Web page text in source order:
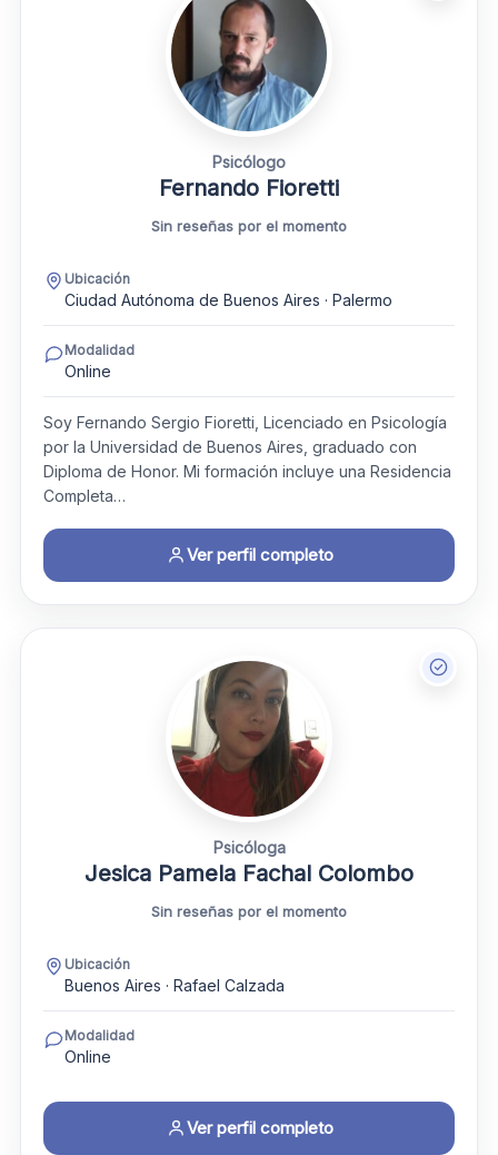
Psicólogo
Fernando Fioretti
Sin reseñas por el momento
Ubicación
Ciudad Autónoma de Buenos Aires · Palermo
Modalidad
Online
Soy Fernando Sergio Fioretti, Licenciado en Psicología
por la Universidad de Buenos Aires, graduado con
Diploma de Honor. Mi formación incluye una Residencia
Completa…
Ver perfil completo
Psicóloga
Jesica Pamela Fachal Colombo
Sin reseñas por el momento
Ubicación
Buenos Aires · Rafael Calzada
Modalidad
Online
Ver perfil completo